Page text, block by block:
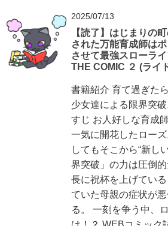
2025/07/13
【読了】はじまりの
された万能育成師は
させて最強スローラ
THE COMIC ２ (ライ
書籍紹介 育て過ぎた
少女達による限界突
すじ お人好しな育成
一気に開花したロー
してもそこから“新し
界突破」の力は圧倒
長に祝杯を上げてい
ていた母親の症状が
る。 一刻を争う中、